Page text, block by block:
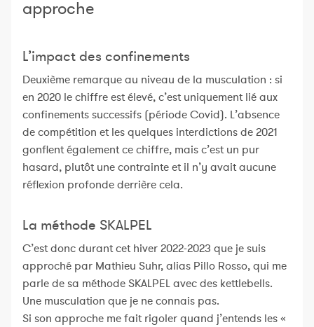
approche
L’impact des confinements
Deuxième remarque au niveau de la musculation : si
en 2020 le chiffre est élevé, c’est uniquement lié aux
confinements successifs (période Covid). L’absence
de compétition et les quelques interdictions de 2021
gonflent également ce chiffre, mais c’est un pur
hasard, plutôt une contrainte et il n’y avait aucune
réflexion profonde derrière cela.
La méthode SKALPEL
C’est donc durant cet hiver 2022-2023 que je suis
approché par Mathieu Suhr, alias Pillo Rosso, qui me
parle de sa méthode SKALPEL avec des kettlebells.
Une musculation que je ne connais pas.
Si son approche me fait rigoler quand j’entends les «